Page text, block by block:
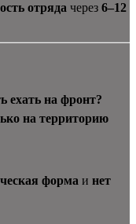
отряда через 6–12
ехать на фронт?
на территорию
форма и нет